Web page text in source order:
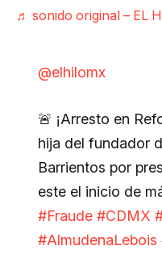
♬ sonido original – EL
@elhilomx
🚨 ¡Arresto en
hija del fundador
Barrientos por
este el inicio de
#Fraude #CDMX
#AlmudenaLebois